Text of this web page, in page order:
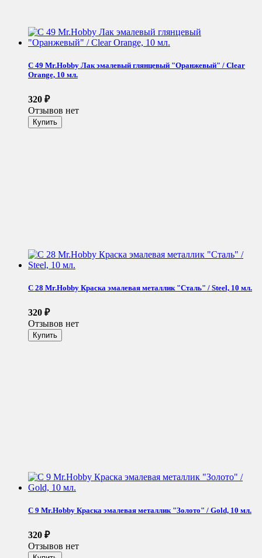
C 49 Mr.Hobby Лак эмалевый глянцевый "Оранжевый" / Clear
Orange, 10 мл.
320 ₽
Отзывов нет
C 28 Mr.Hobby Краска эмалевая металлик "Сталь" / Steel, 10 мл.
320 ₽
Отзывов нет
C 9 Mr.Hobby Краска эмалевая металлик "Золото" / Gold, 10 мл.
320 ₽
Отзывов нет